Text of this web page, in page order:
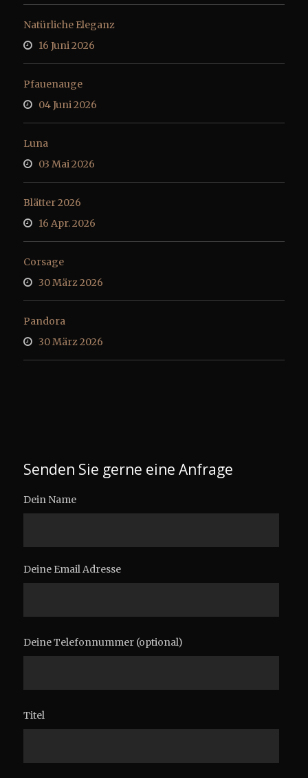
Natürliche Eleganz
16 Juni 2026
Pfauenauge
04 Juni 2026
Luna
03 Mai 2026
Blätter 2026
16 Apr. 2026
Corsage
30 März 2026
Pandora
30 März 2026
Senden Sie gerne eine Anfrage
Dein Name
Deine Email Adresse
Deine Telefonnummer (optional)
Titel